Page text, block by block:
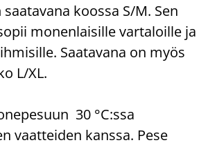
koossa S/M. Sen
monenlaisille vartaloille ja
Saatavana on myös
L/XL.
30 °C:ssa
vaatteiden kanssa. Pese